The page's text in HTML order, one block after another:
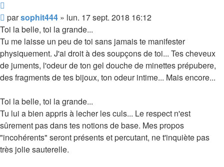
Message
parsophit444 » lun. 17 sept. 2018 16:12
Toi la belle, toi la grande...
Tu me laisse un peu de toi sans jamais te manifester
physiquement. J'ai droit à des soupçons de toi... Tes cheveux
de juments, l'odeur de ton gel douche de minettes prépubere,
des fragments de tes bijoux, ton odeur intime... Mais encore...
Toi la belle, toi la grande...
Tu lui a bien appris à lecher les culs... Le respect n'est
sûrement pas dans tes notions de base. Mes propos
"incohérents" seront présents et percutant, ne t'inquiète pas
très jolie sauterelle.